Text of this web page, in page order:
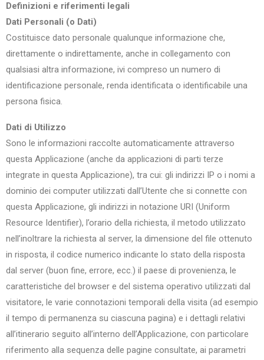
Definizioni e riferimenti legali
Dati Personali (o Dati)
Costituisce dato personale qualunque informazione che,
direttamente o indirettamente, anche in collegamento con
qualsiasi altra informazione, ivi compreso un numero di
identificazione personale, renda identificata o identificabile una
persona fisica.
Dati di Utilizzo
Sono le informazioni raccolte automaticamente attraverso
questa Applicazione (anche da applicazioni di parti terze
integrate in questa Applicazione), tra cui: gli indirizzi IP o i nomi a
dominio dei computer utilizzati dall’Utente che si connette con
questa Applicazione, gli indirizzi in notazione URI (Uniform
Resource Identifier), l’orario della richiesta, il metodo utilizzato
nell’inoltrare la richiesta al server, la dimensione del file ottenuto
in risposta, il codice numerico indicante lo stato della risposta
dal server (buon fine, errore, ecc.) il paese di provenienza, le
caratteristiche del browser e del sistema operativo utilizzati dal
visitatore, le varie connotazioni temporali della visita (ad esempio
il tempo di permanenza su ciascuna pagina) e i dettagli relativi
all’itinerario seguito all’interno dell’Applicazione, con particolare
riferimento alla sequenza delle pagine consultate, ai parametri